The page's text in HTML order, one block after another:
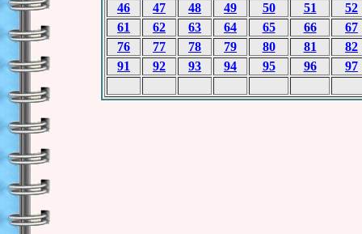
46
47 48 49 50 51
52
61
62 63 64 65 66
67
76
77 78 79 80 81
82
91
92 93 94 95 96 97